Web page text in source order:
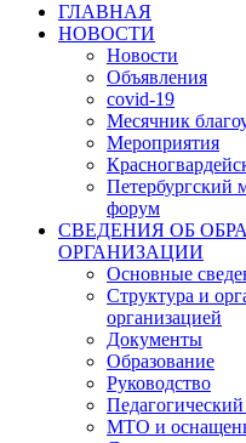
ГЛАВНАЯ
НОВОСТИ
Новости
Объявления
covid-19
Месячник
Мероприятия
Петербургский
форум
СВЕДЕНИЯ ОБ
ОРГАНИЗАЦИИ
Основные
Структура и
организацией
Документы
Образование
Руководство
Педагогический
МТО и